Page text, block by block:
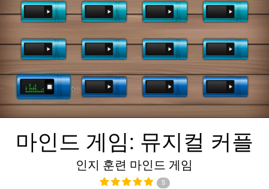
마인드 게임: 뮤지컬 커플
인지 훈련 마인드 게임
5